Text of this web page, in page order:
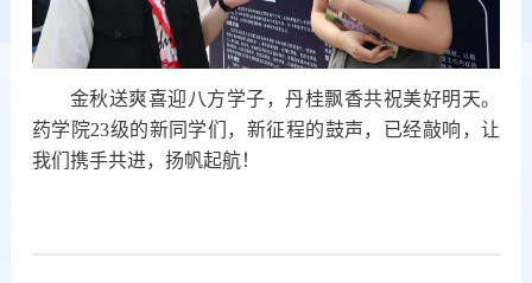
金秋送爽喜迎八方学子，丹桂飘香共祝美好明天。
药学院23级的新同学们，新征程的鼓声，已经敲响，让
我们携手共进，扬帆起航！